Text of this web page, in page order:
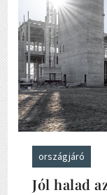
országjáró
Jól halad